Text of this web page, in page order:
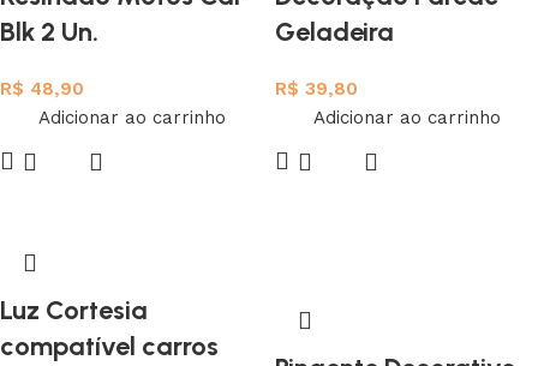
Blk 2 Un.
R$ 48,90
Adicionar ao carrinho
Geladeira
R$ 39,80
Adicionar ao carrinho
Luz Cortesia
compatível carros